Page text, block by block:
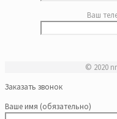
Ваш
© 2020
Заказать звонок
Ваше имя (обязательно)